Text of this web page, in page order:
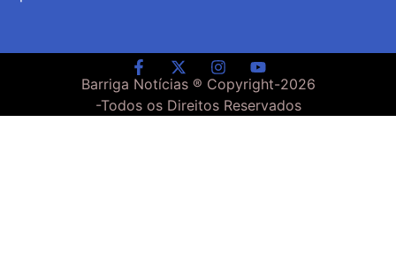
Barriga Notícias ® Copyright-2026
-Todos os Direitos Reservados